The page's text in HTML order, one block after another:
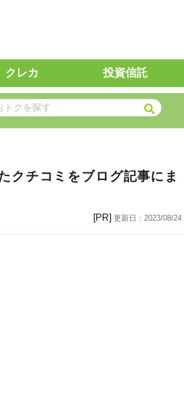
クレカ 投資信託
クチコミをブログ記事にま
[PR] 更新日： 2023/08/24